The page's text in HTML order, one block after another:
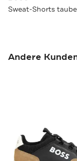
Sweat-Shorts
Andere